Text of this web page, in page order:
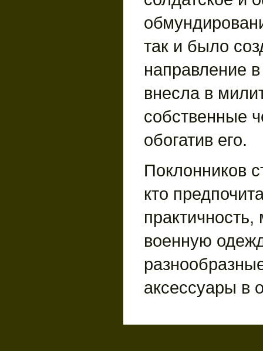
так и было
направление
внесла в
собственные
обогатив его.
Поклонников
кто
военную
аксессуары в